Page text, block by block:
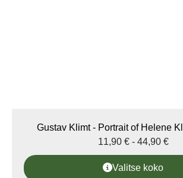
Gustav Klimt - Portrait of Helene
11,90 € - 44,90 €
Valitse koko